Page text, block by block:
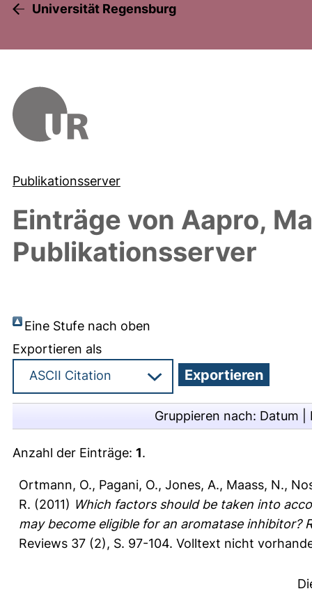
Universität Regensburg
Publikationsserver
Einträge von Aapro,
Publikationsserver
Eine Stufe nach oben
Exportieren als
Gruppieren nach: Datum
Anzahl der Einträge: 1.
Ortmann, O., Pagani, O., Jones, A., Maass, N.,
R. (2011) Which factors should be taken into
may become eligible for an aromatase inhibitor?
Reviews 37 (2), S. 97-104. Volltext nicht